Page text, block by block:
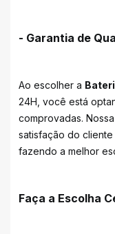
- Garantia de
Ao escolher a
24H, você está
comprovadas.
satisfação do
fazendo a melhor
Faça a Escolha